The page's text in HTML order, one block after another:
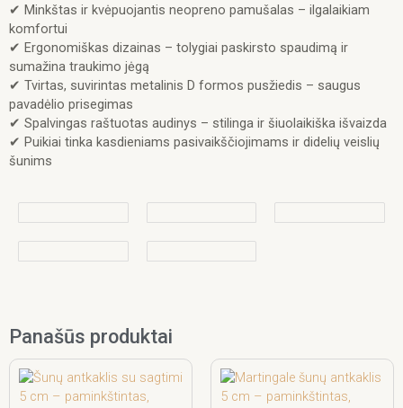
✔ Minkštas ir kvėpuojantis neopreno pamušalas – ilgalaikiam
komfortui
✔ Ergonomiškas dizainas – tolygiai paskirsto spaudimą ir
sumažina traukimo jėgą
✔ Tvirtas, suvirintas metalinis D formos pusžiedis – saugus
pavadėlio prisegimas
✔ Spalvingas raštuotas audinys – stilinga ir šiuolaikiška išvaizda
✔ Puikiai tinka kasdieniams pasivaikščiojimams ir didelių veislių
šunims
Panašūs produktai
range:
12,90 €
product
range:
12,30 €
product